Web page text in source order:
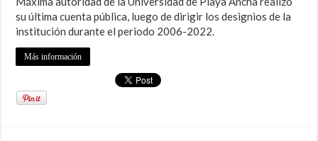
su última cuenta pública, luego de dirigir los designios de la
institución durante el periodo 2006-2022.
Más información